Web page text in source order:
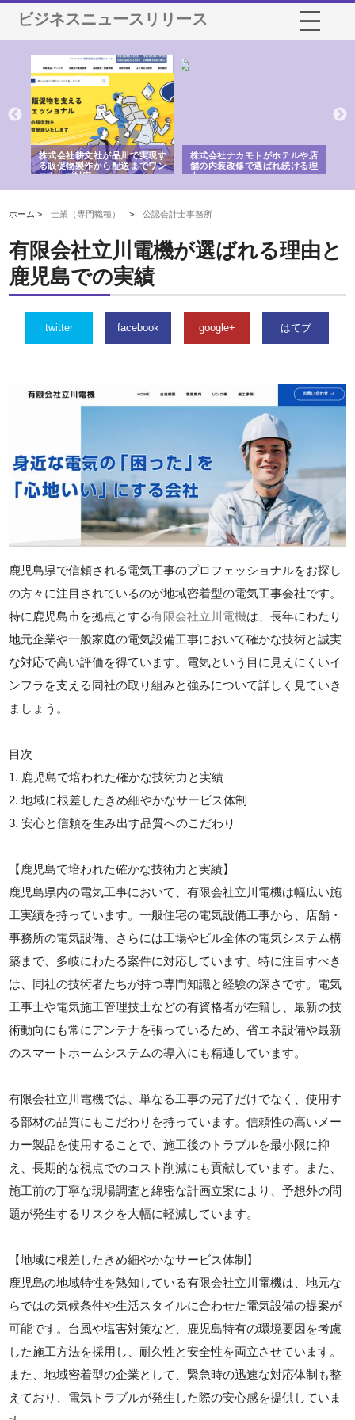
ビジネスニュースリリース
株式会社耕文社が品川で実現す
る販促物製作から配送までワン
ストップ対応
株式会社ナカモトがホテルや店
舗の内装改修で選ばれ続ける理
由
ホーム >士業（専門職種） >公認会計士事務所
有限会社立川電機が選ばれる理由と
鹿児島での実績
twitter facebook google+ はてブ
鹿児島県で信頼される電気工事のプロフェッショナルをお探し
の方々に注目されているのが地域密着型の電気工事会社です。
特に鹿児島市を拠点とする有限会社立川電機は、長年にわたり
地元企業や一般家庭の電気設備工事において確かな技術と誠実
な対応で高い評価を得ています。電気という目に見えにくいイ
ンフラを支える同社の取り組みと強みについて詳しく見ていき
ましょう。
目次
1. 鹿児島で培われた確かな技術力と実績
2. 地域に根差したきめ細やかなサービス体制
3. 安心と信頼を生み出す品質へのこだわり
【鹿児島で培われた確かな技術力と実績】
鹿児島県内の電気工事において、有限会社立川電機は幅広い施
工実績を持っています。一般住宅の電気設備工事から、店舗・
事務所の電気設備、さらには工場やビル全体の電気システム構
築まで、多岐にわたる案件に対応しています。特に注目すべき
は、同社の技術者たちが持つ専門知識と経験の深さです。電気
工事士や電気施工管理技士などの有資格者が在籍し、最新の技
術動向にも常にアンテナを張っているため、省エネ設備や最新
のスマートホームシステムの導入にも精通しています。
有限会社立川電機では、単なる工事の完了だけでなく、使用す
る部材の品質にもこだわりを持っています。信頼性の高いメー
カー製品を使用することで、施工後のトラブルを最小限に抑
え、長期的な視点でのコスト削減にも貢献しています。また、
施工前の丁寧な現場調査と綿密な計画立案により、予想外の問
題が発生するリスクを大幅に軽減しています。
【地域に根差したきめ細やかなサービス体制】
鹿児島の地域特性を熟知している有限会社立川電機は、地元な
らではの気候条件や生活スタイルに合わせた電気設備の提案が
可能です。台風や塩害対策など、鹿児島特有の環境要因を考慮
した施工方法を採用し、耐久性と安全性を両立させています。
また、地域密着型の企業として、緊急時の迅速な対応体制も整
えており、電気トラブルが発生した際の安心感を提供していま